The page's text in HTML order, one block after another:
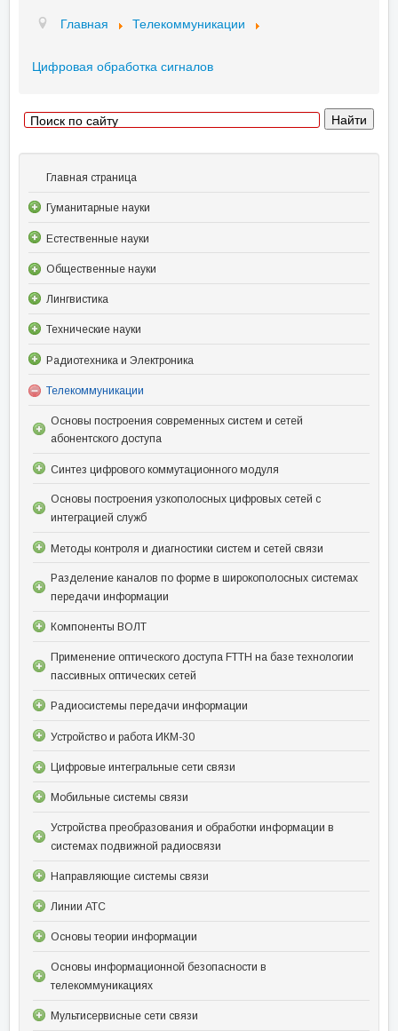
Главная Телекоммуникации
Цифровая обработка сигналов
Главная страница
Гуманитарные науки
Естественные науки
Общественные науки
Лингвистика
Технические науки
Радиотехника и Электроника
Телекоммуникации
Основы построения современных систем и сетей
абонентского доступа
Синтез цифрового коммутационного модуля
Основы построения узкополосных цифровых сетей с
интеграцией служб
Методы контроля и диагностики систем и сетей связи
Разделение каналов по форме в широкополосных системах
передачи информации
Компоненты ВОЛТ
Применение оптического доступа FTTH на базе технологии
пассивных оптических сетей
Радиосистемы передачи информации
Устройство и работа ИКМ-30
Цифровые интегральные сети связи
Мобильные системы связи
Устройства преобразования и обработки информации в
системах подвижной радиосвязи
Направляющие системы связи
Линии АТС
Основы теории информации
Основы информационной безопасности в
телекоммуникациях
Мультисервисные сети связи